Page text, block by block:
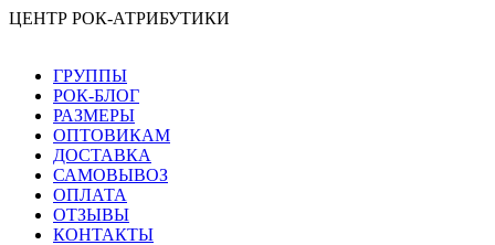
ЦЕНТР РОК-АТРИБУТИКИ
ГРУППЫ
РОК-БЛОГ
РАЗМЕРЫ
ОПТОВИКАМ
ДОСТАВКА
САМОВЫВОЗ
ОПЛАТА
ОТЗЫВЫ
КОНТАКТЫ